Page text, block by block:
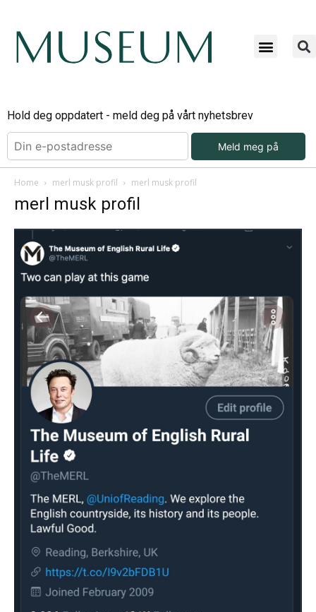
Hold deg oppdatert - meld deg på vårt nyhetsbrev
Meld meg på
Home merl musk profil merl musk profil
merl musk profil